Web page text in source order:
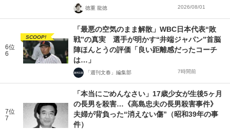
徳重 龍徳 2026/08/01
6位
6
SCOOP!
「最悪の空気のまま解散」WBC日本代表“敗
戦”の真実 選手が明かす“井端ジャパン”首脳
陣ほんとうの評価「良い距離感だったコーチ
は…」
「週刊文春」編集部 7時間前
7位
7
「本当にごめんなさい」17歳少女が生後5ヶ月
の長男を殺害…《高島忠夫の長男殺害事件》
夫婦が背負った“消えない傷”（昭和39年の事
件）